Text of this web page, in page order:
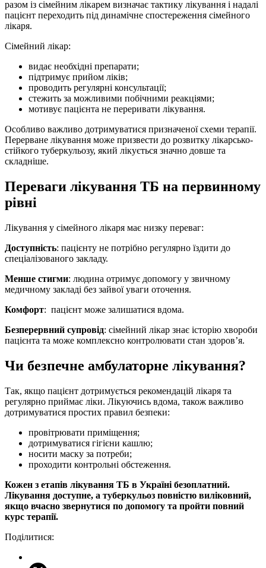
разом із сімейним лікарем визначає тактику лікування і надалі
пацієнт переходить під динамічне спостереження сімейного
лікаря.
Сімейний лікар:
видає необхідні препарати;
підтримує прийом ліків;
проводить регулярні консультації;
стежить за можливими побічними реакціями;
мотивує пацієнта не переривати лікування.
Особливо важливо дотримуватися призначеної схеми терапії.
Перерване лікування може призвести до розвитку лікарсько-
стійкого туберкульозу, який лікується значно довше та
складніше.
Переваги лікування ТБ на первинному
рівні
Лікування у сімейного лікаря має низку переваг:
Доступність: пацієнту не потрібно регулярно їздити до
спеціалізованого закладу.
Менше стигми: людина отримує допомогу у звичному
медичному закладі без зайвої уваги оточення.
Комфорт: пацієнт може залишатися вдома.
Безперервний супровід: сімейний лікар знає історію хвороби
пацієнта та може комплексно контролювати стан здоров’я.
Чи безпечне амбулаторне лікування?
Так, якщо пацієнт дотримується рекомендацій лікаря та
регулярно приймає ліки. Лікуючись вдома, також важливо
дотримуватися простих правил безпеки:
провітрювати приміщення;
дотримуватися гігієни кашлю;
носити маску за потреби;
проходити контрольні обстеження.
Кожен з етапів лікування ТБ в Україні безоплатний.
Лікування доступне, а туберкульоз повністю виліковний,
якщо вчасно звернутися по допомогу та пройти повний
курс терапії.
Поділитися: